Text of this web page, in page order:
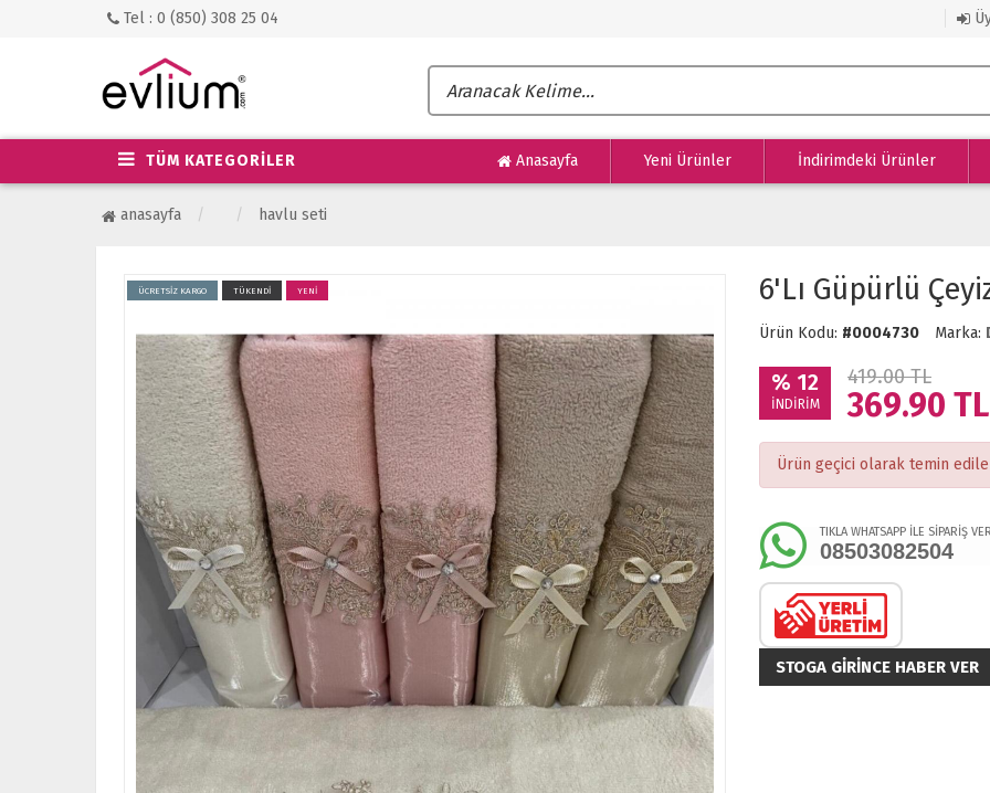
Tel : 0 (850) 308 25 04
TÜM KATEGORİLER Anasayfa Yeni Ürünler İndirimdeki Ürünler
anasayfa havlu seti
ÜCRETSİZ KARGO TÜKENDİ YENİ 6'Lı Güpürlü
Ürün Kodu: #0004730 Marka:
% 12
İNDİRİM
419.00 TL
369.90 TL
Ürün geçici olarak temin
TIKLA WHATSAPP İLE SİPARİŞ
08503082504
STOGA GIRINCE HABER VER